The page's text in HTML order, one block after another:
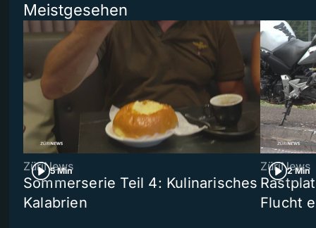
Meistgesehen
5 Min
ZüriNews
Sommerserie Teil 4: Kulinarisches
Kalabrien
2 Min
ZüriNews
Flucht